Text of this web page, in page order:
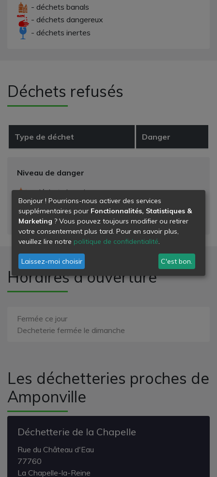
Les déchetteries proches de
Amponville
Déchetterie de la Chapelle
Rue du Château d'Eau
77760
La Chapelle-la-Reine
- déchets banals
- déchets dangereux
- déchets inertes
Déchets refusés
Type de déchet Danger
Niveau de danger
- déchets banals
- déchets dangereux
- déchets inertes
Horaires d'ouverture
Fermée ce jour
Decheterie fermée le dimanche
Bonjour ! Pourrions-nous activer des services
supplémentaires pour Fonctionnalités, Statistiques &
Marketing ? Vous pouvez toujours modifier ou retirer
votre consentement plus tard. Pour en savoir plus,
veuillez lire notre politique de confidentialité.
Laissez-moi choisir C'est bon.